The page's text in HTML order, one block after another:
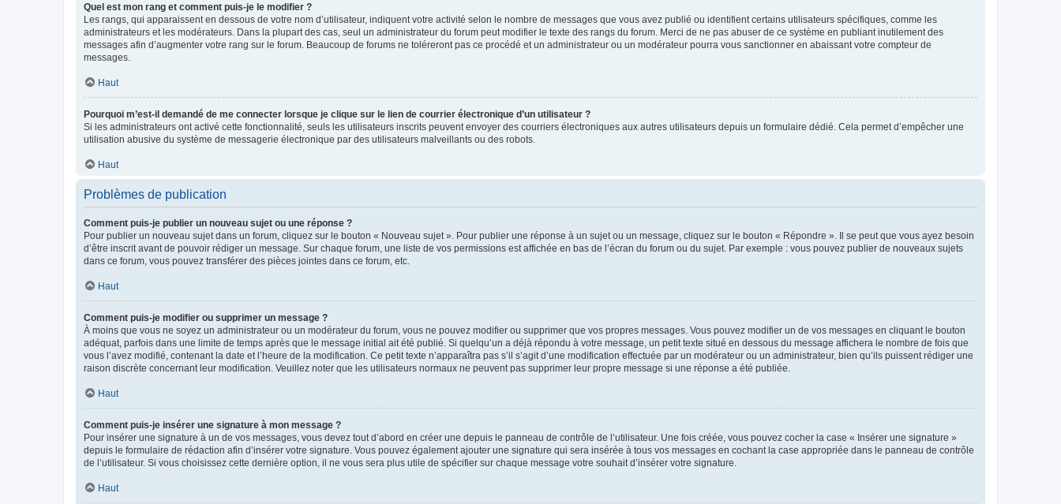
Quel est mon rang et comment puis-je le modifier ?
Les rangs, qui apparaissent en dessous de votre nom d’utilisateur, indiquent votre activité selon le nombre de messages que vous avez publié ou identifient certains utilisateurs spécifiques, comme les
administrateurs et les modérateurs. Dans la plupart des cas, seul un administrateur du forum peut modifier le texte des rangs du forum. Merci de ne pas abuser de ce système en publiant inutilement des
messages afin d’augmenter votre rang sur le forum. Beaucoup de forums ne toléreront pas ce procédé et un administrateur ou un modérateur pourra vous sanctionner en abaissant votre compteur de
messages.
Haut
Pourquoi m’est-il demandé de me connecter lorsque je clique sur le lien de courrier électronique d’un utilisateur ?
Si les administrateurs ont activé cette fonctionnalité, seuls les utilisateurs inscrits peuvent envoyer des courriers électroniques aux autres utilisateurs depuis un formulaire dédié. Cela permet d’empêcher une
utilisation abusive du système de messagerie électronique par des utilisateurs malveillants ou des robots.
Haut
Problèmes de publication
Comment puis-je publier un nouveau sujet ou une réponse ?
Pour publier un nouveau sujet dans un forum, cliquez sur le bouton « Nouveau sujet ». Pour publier une réponse à un sujet ou un message, cliquez sur le bouton « Répondre ». Il se peut que vous ayez besoin
d’être inscrit avant de pouvoir rédiger un message. Sur chaque forum, une liste de vos permissions est affichée en bas de l’écran du forum ou du sujet. Par exemple : vous pouvez publier de nouveaux sujets
dans ce forum, vous pouvez transférer des pièces jointes dans ce forum, etc.
Haut
Comment puis-je modifier ou supprimer un message ?
À moins que vous ne soyez un administrateur ou un modérateur du forum, vous ne pouvez modifier ou supprimer que vos propres messages. Vous pouvez modifier un de vos messages en cliquant le bouton
adéquat, parfois dans une limite de temps après que le message initial ait été publié. Si quelqu’un a déjà répondu à votre message, un petit texte situé en dessous du message affichera le nombre de fois que
vous l’avez modifié, contenant la date et l’heure de la modification. Ce petit texte n’apparaîtra pas s’il s’agit d’une modification effectuée par un modérateur ou un administrateur, bien qu’ils puissent rédiger une
raison discrète concernant leur modification. Veuillez noter que les utilisateurs normaux ne peuvent pas supprimer leur propre message si une réponse a été publiée.
Haut
Comment puis-je insérer une signature à mon message ?
Pour insérer une signature à un de vos messages, vous devez tout d’abord en créer une depuis le panneau de contrôle de l’utilisateur. Une fois créée, vous pouvez cocher la case « Insérer une signature »
depuis le formulaire de rédaction afin d’insérer votre signature. Vous pouvez également ajouter une signature qui sera insérée à tous vos messages en cochant la case appropriée dans le panneau de contrôle
de l’utilisateur. Si vous choisissez cette dernière option, il ne vous sera plus utile de spécifier sur chaque message votre souhait d’insérer votre signature.
Haut